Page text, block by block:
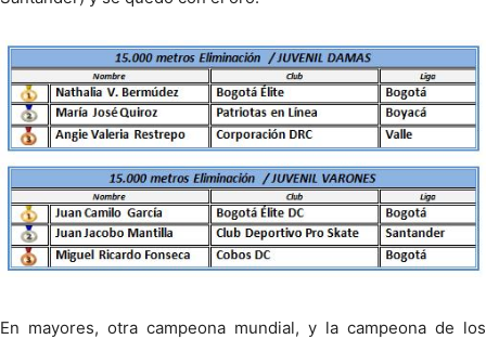
En mayores, otra campeona mundial, y la campeona de los